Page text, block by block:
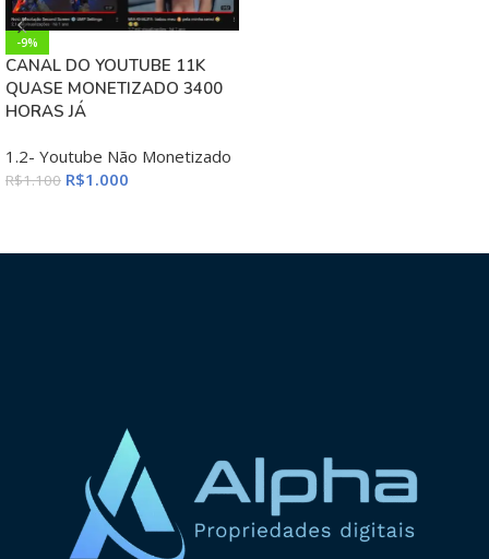
-9%
CANAL DO YOUTUBE 11K
QUASE MONETIZADO 3400
HORAS JÁ
1.2- Youtube Não Monetizado
R$1.100 R$1.000